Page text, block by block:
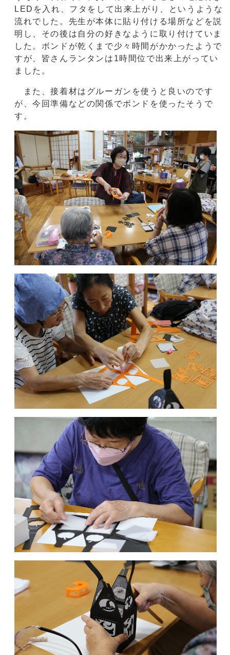
LEDを入れ、フタをして出来上がり、というような
流れでした。先生が本体に貼り付ける場所などを説
明し、その後は自分の好きなように取り付けていま
した。ボンドが乾くまで少々時間がかかったようで
すが、皆さんランタンは1時間位で出来上がってい
ました。
また、接着材はグルーガンを使うと良いのです
が、今回準備などの関係でボンドを使ったそうで
す。